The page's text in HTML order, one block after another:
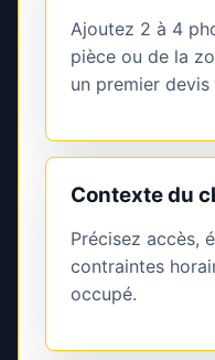
Ajoutez 2 à 4
pièce ou de la
un premier devis
Contexte du
Précisez accès,
contraintes
occupé.